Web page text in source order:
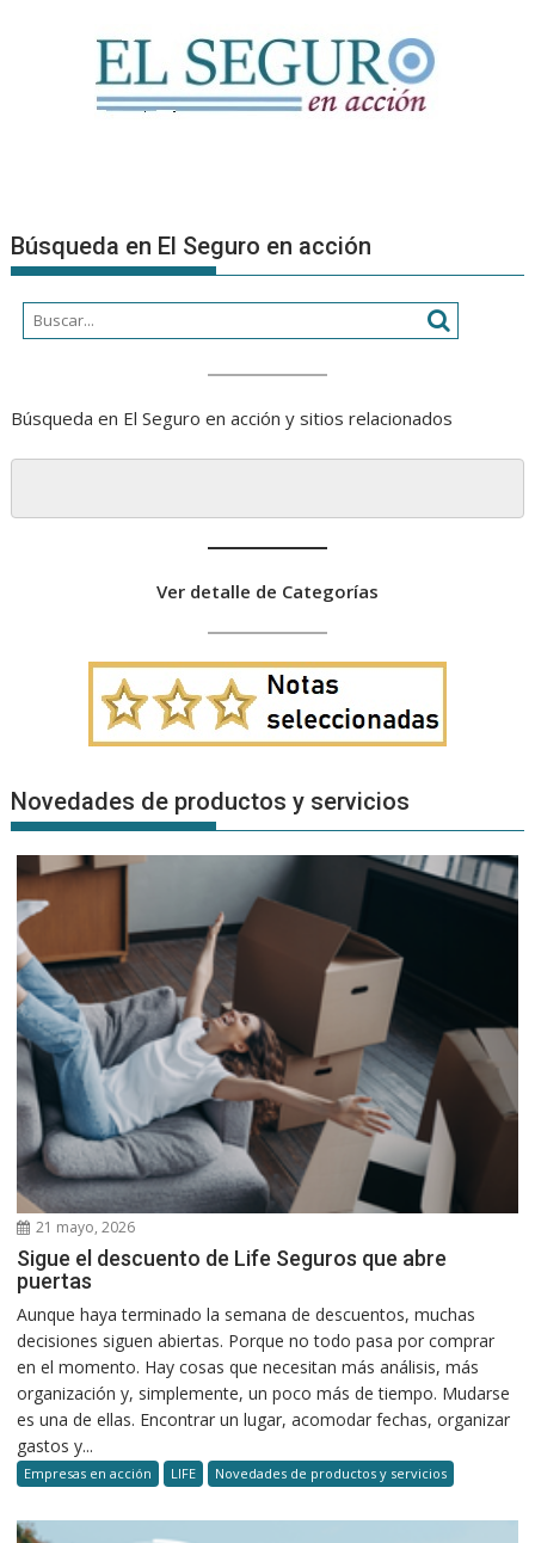
Búsqueda en El Seguro en acción
Búsqueda en El Seguro en acción y sitios relacionados
Ver detalle de Categorías
Novedades de productos y servicios
21 mayo, 2026
Sigue el descuento de Life Seguros que abre
puertas
Aunque haya terminado la semana de descuentos, muchas
decisiones siguen abiertas. Porque no todo pasa por comprar
en el momento. Hay cosas que necesitan más análisis, más
organización y, simplemente, un poco más de tiempo. Mudarse
es una de ellas. Encontrar un lugar, acomodar fechas, organizar
gastos y...
Empresas en acción LIFE Novedades de productos y servicios